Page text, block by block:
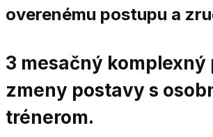
overenému postupu a
3 mesačný komplexný
zmeny postavy s
trénerom.